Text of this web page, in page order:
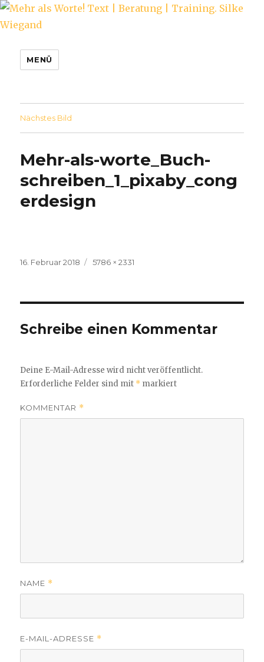
Mehr als Worte! Text | Beratung |
MENÜ
Nächstes Bild
Mehr-als-worte_Buch-
schreiben_1_pixaby_cong
erdesign
Veröffentlicht
16. Februar 2018
Volle
5786 × 2331
Schreibe einen Kommentar
Deine E-Mail-Adresse wird nicht veröffentlicht.
Erforderliche Felder sind mit * markiert
KOMMENTAR *
NAME *
E-MAIL-ADRESSE *